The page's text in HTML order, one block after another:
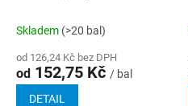
Skladem (>20 bal)
od 126,24 Kč bez DPH
od 152,75 Kč / bal
DETAIL